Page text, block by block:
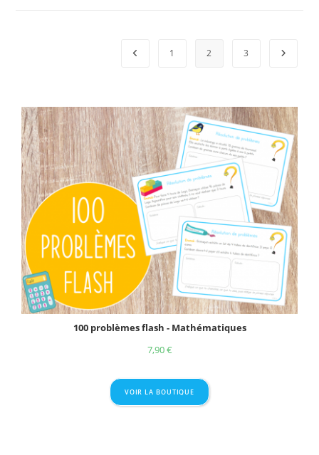
Go to the previous page
1 2 3 Aller à
100 problèmes flash - Mathématiques
7,90€
VOIR LA BOUTIQUE